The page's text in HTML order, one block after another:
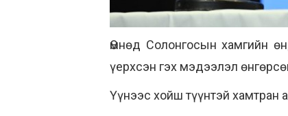
Өмнөд Солонгосын хамгийн
үерхсэн гэх мэдээлэл
Үүнээс хойш түүнтэй хамтран